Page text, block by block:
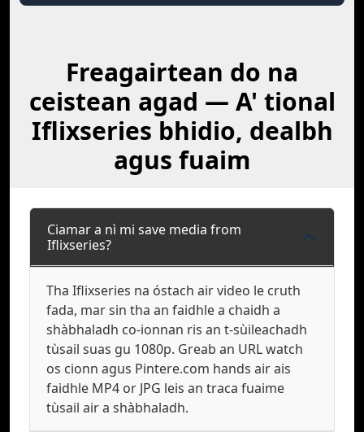
Freagairtean do na
ceistean agad — A' tional
Iflixseries bhidio, dealbh
agus fuaim
Ciamar a nì mi save media from
Iflixseries?
Tha Iflixseries na óstach air video le cruth
fada, mar sin tha an faidhle a chaidh a
shàbhaladh co-ionnan ris an t-sùileachadh
tùsail suas gu 1080p. Greab an URL watch
os cionn agus Pintere.com hands air ais
faidhle MP4 or JPG leis an traca fuaime
tùsail air a shàbhaladh.